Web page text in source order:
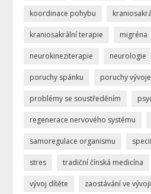
koordinace pohybu
kraniosakrální terapie migréna
neurokineziterapie neurologie
poruchy spánku poruchy vývoje
problémy se soustředěním
regenerace nervového systému
samoregulace organismu
stres tradiční čínská medicína
vývoj dítěte zaostávání ve vývoji